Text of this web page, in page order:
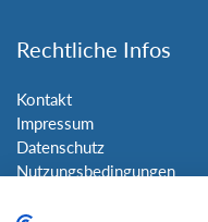
Rechtliche Infos
Kontakt
Impressum
Datenschutz
Nutzungsbedingungen